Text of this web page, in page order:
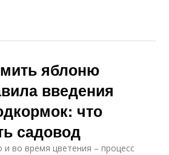
яблоню
введения
что
садовод
во время цветения – процесс